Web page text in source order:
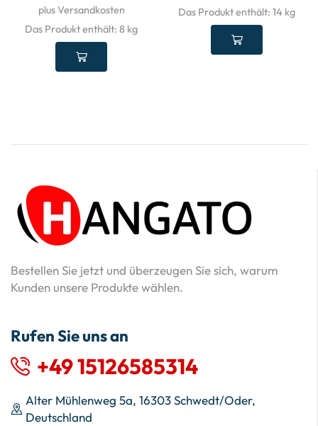
plus Versandkosten
Das Produkt enthält: 8 kg
Das Produkt enthält: 14 kg
Bestellen Sie jetzt und überzeugen Sie sich, warum
Kunden unsere Produkte wählen.
Rufen Sie uns an
+49 15126585314
Alter Mühlenweg 5a, 16303 Schwedt/Oder,
Deutschland